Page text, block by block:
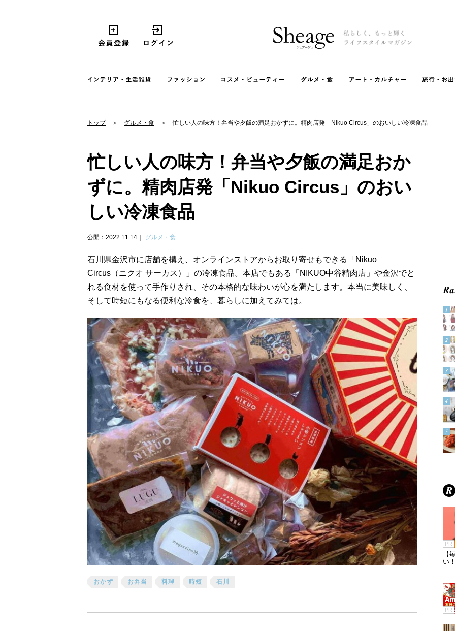
トップ グルメ・食 忙しい人の味方！弁当や夕飯の満足おかずに。精肉店発「Nikuo Circus」のおいしい冷凍食品
忙しい人の味方！弁当や夕飯の満足おか
ずに。精肉店発「Nikuo Circus」のおい
しい冷凍食品
公開：2022.11.14 グルメ・食
石川県金沢市に店舗を構え、オンラインストアからお取り寄せもできる「Nikuo
Circus（ニクオ サーカス）」の冷凍食品。本店でもある「NIKUO中谷精肉店」や金沢でと
れる食材を使って手作りされ、その本格的な味わいが心を満たします。本当に美味しく、
そして時短にもなる便利な冷食を、暮らしに加えてみては。
おかず お弁当 料理 時短 石川
PR
【
い
PR